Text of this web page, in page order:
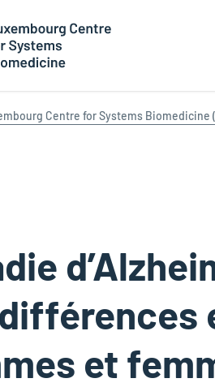
Centre for Systems Biomedicine
et